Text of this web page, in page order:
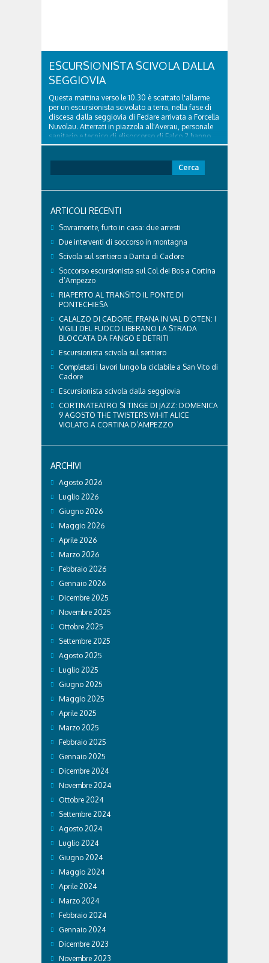
ESCURSIONISTA SCIVOLA DALLA
SEGGIOVIA
Questa mattina verso le 10.30 è scattato l'allarme
per un escursionista scivolato a terra, nella fase di
discesa dalla seggiovia di Fedare arrivata a Forcella
Nuvolau. Atterrati in piazzola all'Averau, personale
sanitario e tecnico di elisoccorso di Falco 2 hanno
raggiunto il 74enne di Teolo...
per:
ARTICOLI RECENTI
Sovramonte, furto in casa: due arresti
Due interventi di soccorso in montagna
Scivola sul sentiero a Danta di Cadore
Soccorso escursionista sul Col dei Bos a Cortina
d’Ampezzo
RIAPERTO AL TRANSITO IL PONTE DI
PONTECHIESA
CALALZO DI CADORE, FRANA IN VAL D’OTEN: I
VIGILI DEL FUOCO LIBERANO LA STRADA
BLOCCATA DA FANGO E DETRITI
Escursionista scivola sul sentiero
Completati i lavori lungo la ciclabile a San Vito di
Cadore
Escursionista scivola dalla seggiovia
CORTINATEATRO SI TINGE DI JAZZ: DOMENICA
9 AGOSTO THE TWISTERS WHIT ALICE
VIOLATO A CORTINA D’AMPEZZO
ARCHIVI
Agosto 2026
Luglio 2026
Giugno 2026
Maggio 2026
Aprile 2026
Marzo 2026
Febbraio 2026
Gennaio 2026
Dicembre 2025
Novembre 2025
Ottobre 2025
Settembre 2025
Agosto 2025
Luglio 2025
Giugno 2025
Maggio 2025
Aprile 2025
Marzo 2025
Febbraio 2025
Gennaio 2025
Dicembre 2024
Novembre 2024
Ottobre 2024
Settembre 2024
Agosto 2024
Luglio 2024
Giugno 2024
Maggio 2024
Aprile 2024
Marzo 2024
Febbraio 2024
Gennaio 2024
Dicembre 2023
Novembre 2023